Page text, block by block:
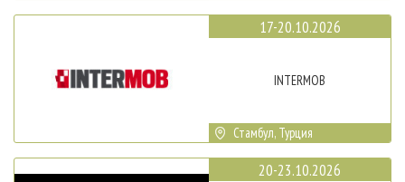
17-20.10.2026
INTERMOB
Стамбул, Турция
20-23.10.2026